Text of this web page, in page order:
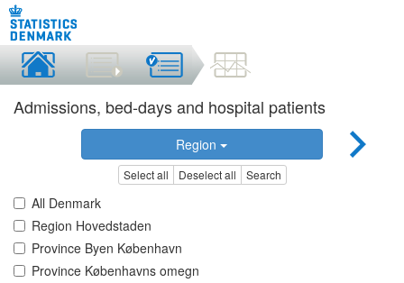
Admissions, bed-days and hospital patients
Region
Select all Deselect all Search
All Denmark
Region Hovedstaden
Province Byen København
Province Københavns omegn